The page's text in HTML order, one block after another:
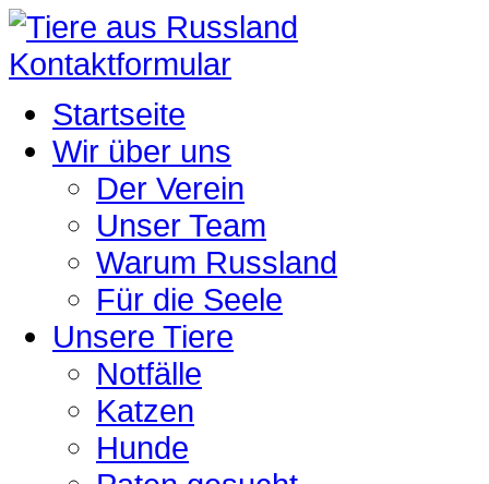
Kontaktformular
Startseite
Wir über uns
Der Verein
Unser Team
Warum Russland
Für die Seele
Unsere Tiere
Notfälle
Katzen
Hunde